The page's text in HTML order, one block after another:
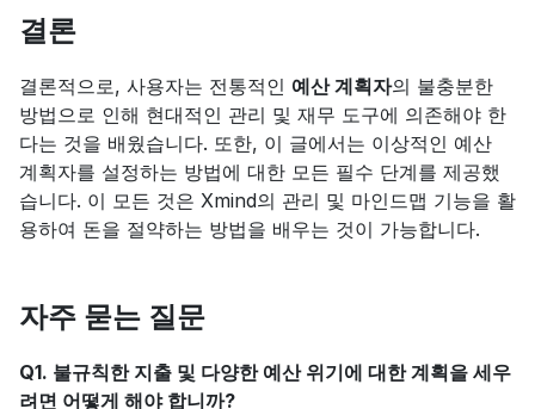
결론
결론적으로, 사용자는 전통적인 예산 계획자의 불충분한
방법으로 인해 현대적인 관리 및 재무 도구에 의존해야 한
다는 것을 배웠습니다. 또한, 이 글에서는 이상적인 예산
계획자를 설정하는 방법에 대한 모든 필수 단계를 제공했
습니다. 이 모든 것은 Xmind의 관리 및 마인드맵 기능을 활
용하여 돈을 절약하는 방법을 배우는 것이 가능합니다.
자주 묻는 질문
Q1. 불규칙한 지출 및 다양한 예산 위기에 대한 계획을 세우
려면 어떻게 해야 합니까?